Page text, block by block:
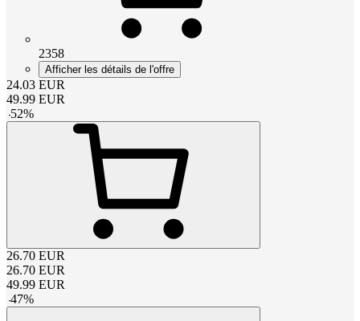
2358
Afficher les détails de l'offre
24.03 EUR
49.99 EUR
-52%
26.70 EUR
26.70 EUR
49.99 EUR
-47%